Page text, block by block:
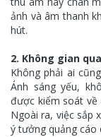
ảnh và âm thanh
hút.
2. Không gian
Không phải ai
Ánh sáng yếu,
được kiểm soát về
Ngoài ra, việc sắp
ý tưởng quảng cáo